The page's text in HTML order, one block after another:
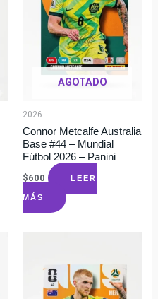
AGOTADO
2026
Connor Metcalfe Australia
Base #44 – Mundial
Fútbol 2026 – Panini
$600 LEER
MÁS